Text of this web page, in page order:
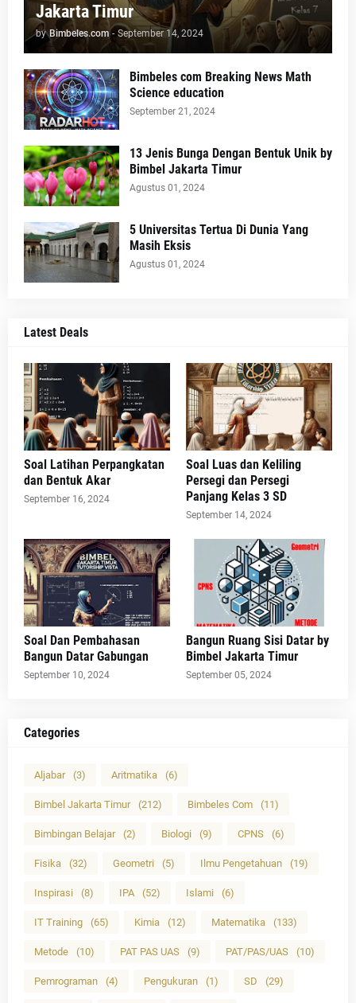
Jakarta Timur
by Bimbeles.com - September 14, 2024
Bimbeles com Breaking News Math
Science education
September 21, 2024
13 Jenis Bunga Dengan Bentuk Unik by
Bimbel Jakarta Timur
Agustus 01, 2024
5 Universitas Tertua Di Dunia Yang
Masih Eksis
Agustus 01, 2024
Latest Deals
Soal Latihan Perpangkatan
dan Bentuk Akar
September 16, 2024
Soal Luas dan Keliling
Persegi dan Persegi
Panjang Kelas 3 SD
September 14, 2024
Soal Dan Pembahasan
Bangun Datar Gabungan
September 10, 2024
Bangun Ruang Sisi Datar by
Bimbel Jakarta Timur
September 05, 2024
Categories
Aljabar (3) Aritmatika (6)
Bimbel Jakarta Timur (212) Bimbeles Com (11)
Bimbingan Belajar (2) Biologi (9) CPNS (6)
Fisika (32) Geometri (5) Ilmu Pengetahuan (19)
Inspirasi (8) IPA (52) Islami (6)
IT Training (65) Kimia (12) Matematika (133)
Metode (10) PAT PAS UAS (9) PAT/PAS/UAS (10)
Pemrograman (4) Pengukuran (1) SD (29)